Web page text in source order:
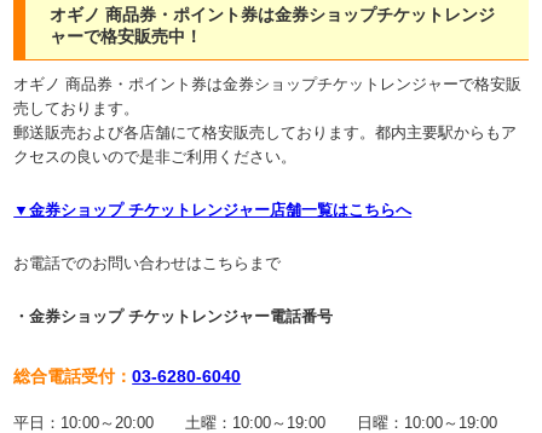
オギノ 商品券・ポイント券は金券ショップチケットレンジ
ャーで格安販売中！
オギノ 商品券・ポイント券は金券ショップチケットレンジャーで格安販
売しております。
郵送販売および各店舗にて格安販売しております。都内主要駅からもア
クセスの良いので是非ご利用ください。
▼金券ショップ チケットレンジャー店舗一覧はこちらへ
お電話でのお問い合わせはこちらまで
・金券ショップ チケットレンジャー電話番号
総合電話受付：03-6280-6040
平日：10:00～20:00 土曜：10:00～19:00 日曜：10:00～19:00